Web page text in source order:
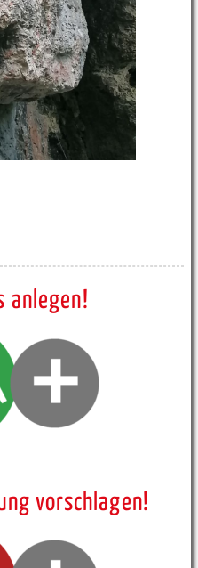
anlegen!
vorschlagen!